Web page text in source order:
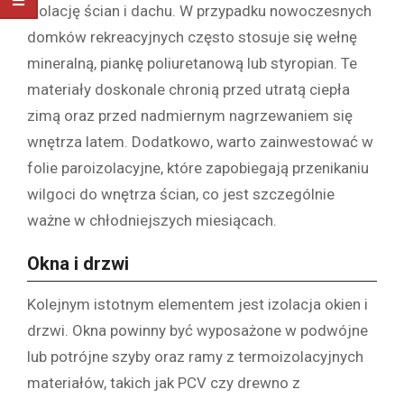
izolację ścian i dachu. W przypadku nowoczesnych
domków rekreacyjnych często stosuje się wełnę
mineralną, piankę poliuretanową lub styropian. Te
materiały doskonale chronią przed utratą ciepła
zimą oraz przed nadmiernym nagrzewaniem się
wnętrza latem. Dodatkowo, warto zainwestować w
folie paroizolacyjne, które zapobiegają przenikaniu
wilgoci do wnętrza ścian, co jest szczególnie
ważne w chłodniejszych miesiącach.
Okna i drzwi
Kolejnym istotnym elementem jest izolacja okien i
drzwi. Okna powinny być wyposażone w podwójne
lub potrójne szyby oraz ramy z termoizolacyjnych
materiałów, takich jak PCV czy drewno z